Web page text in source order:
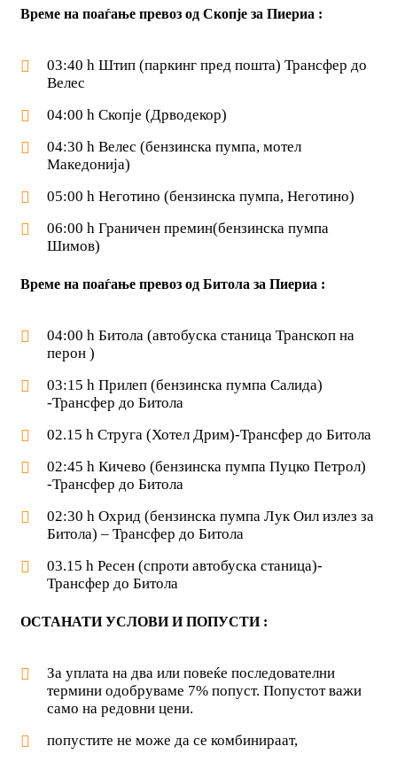
Време на поаѓање превоз од Скопје за Пиериа :
03:40 h Штип (паркинг пред пошта) Трансфер до
Велес
04:00 h Скопје (Дрводекор)
04:30 h Велес (бензинска пумпа, мотел
Македонија)
05:00 h Неготино (бензинска пумпа, Неготино)
06:00 h Граничен премин(бензинска пумпа
Шимов)
Време на поаѓање превоз од Битола за Пиериа :
04:00 h Битола (автобуска станица Транскоп на
перон )
03:15 h Прилеп (бензинска пумпа Салида)
-Трансфер до Битола
02.15 h Струга (Хотел Дрим)-Трансфер до Битола
02:45 h Кичево (бензинска пумпа Пуцко Петрол)
-Трансфер до Битола
02:30 h Охрид (бензинска пумпа Лук Оил излез за
Битола) – Трансфер до Битола
03.15 h Ресен (спроти автобуска станица)-
Трансфер до Битола
ОСТАНАТИ УСЛОВИ И ПОПУСТИ :
За уплата на два или повеќе последователни
термини одобруваме 7% попуст. Попустот важи
само на редовни цени.
попустите не може да се комбинираат,